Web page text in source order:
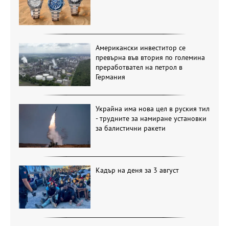
Американски инвеститор се
превърна във втория по големина
преработвател на петрол в
Германия
Украйна има нова цел в руския тил
- трудните за намиране установки
за балистични ракети
Кадър на деня за 3 август